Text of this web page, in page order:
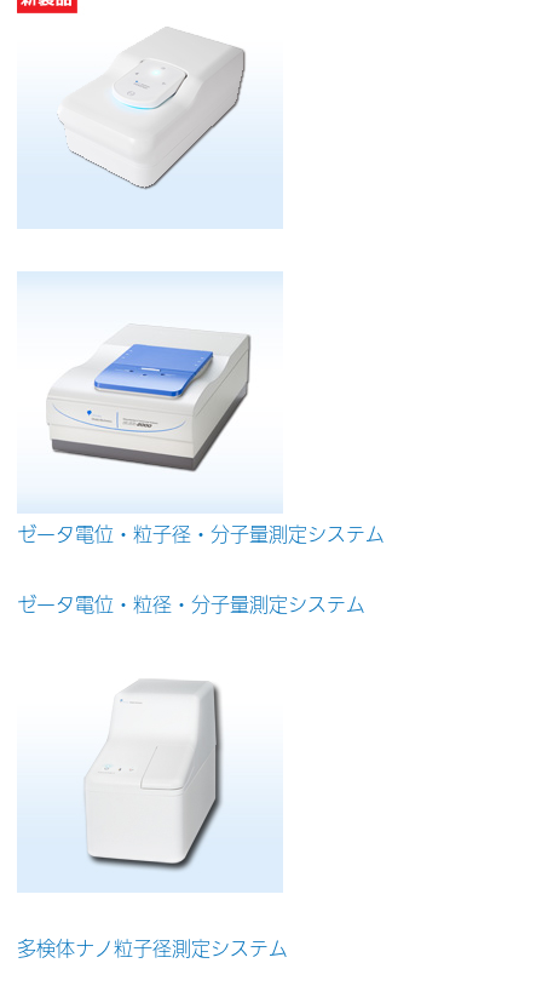
ゼータ電位・粒子径・分子量測定システム
ゼータ電位・粒径・分子量測定システム
多検体ナノ粒子径測定システム